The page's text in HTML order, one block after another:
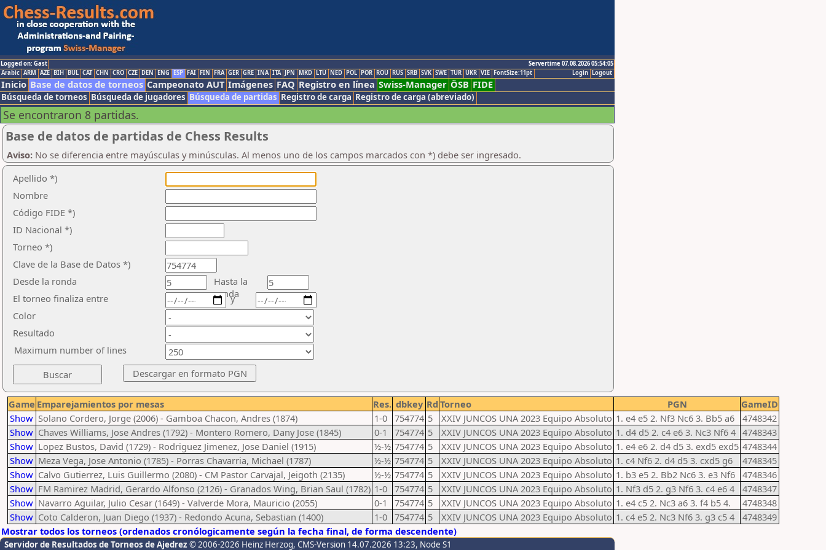
Logged on: Gast
Servertime 07.08.2026 05:54:05
Logout
Login
Arabic ARM AZE BIH BUL CAT CHN CRO CZE DEN ENG ESP FAI FIN FRA GER GRE INA ITA JPN MKD LTU NED POL POR ROU RUS SRB SVK SWE TUR UKR VIE FontSize:11pt
Inicio Base de datos de torneos Campeonato AUT Imágenes FAQ Registro en línea Swiss-Manager ÖSB FIDE
Búsqueda de torneos Búsqueda de jugadores Búsqueda de partidas Registro de carga Registro de carga (abreviado)
Se encontraron 8 partidas.
Base de datos de partidas de Chess Results
Aviso: No se diferencia entre mayúsculas y minúsculas. Al menos uno de los campos marcados con *) debe ser ingresado.
Apellido *)
Nombre
Código FIDE *)
ID Nacional *)
Torneo *)
Clave de la Base de Datos *)
Desde la ronda
Hasta la
ronda
El torneo finaliza entre
Color
Resultado
y
Maximum number of lines
Game Emparejamientos por mesas Res. dbkey Rd Torneo PGN
GameID
Show Solano Cordero, Jorge (2006) - Gamboa Chacon, Andres (1874) 1-0 754774 5 XXIV JUNCOS UNA 2023 Equipo Absoluto 1. e4 e5 2. Nf3 Nc6 3. Bb5 a6
4748342
Show Chaves Williams, Jose Andres (1792) - Montero Romero, Dany Jose (1845) 0-1 754774 5 XXIV JUNCOS UNA 2023 Equipo Absoluto 1. d4 d5 2. c4 e6 3. Nc3 Nf6 4 4748343
Show Lopez Bustos, David (1729) - Rodriguez Jimenez, Jose Daniel (1915) ½-½ 754774 5 XXIV JUNCOS UNA 2023 Equipo Absoluto 1. e4 e6 2. d4 d5 3. exd5 exd5 4748344
Show Meza Vega, Jose Antonio (1785) - Porras Chavarria, Michael (1787) ½-½ 754774 5 XXIV JUNCOS UNA 2023 Equipo Absoluto 1. c4 Nf6 2. d4 d5 3. cxd5 g6
4748345
Show Calvo Gutierrez, Luis Guillermo (2080) - CM Pastor Carvajal, Jeigoth (2135) ½-½ 754774 5 XXIV JUNCOS UNA 2023 Equipo Absoluto 1. b3 e5 2. Bb2 Nc6 3. e3 Nf6 4748346
Show FM Ramirez Madrid, Gerardo Alfonso (2126) - Granados Wing, Brian Saul (1782) 1-0 754774 5 XXIV JUNCOS UNA 2023 Equipo Absoluto 1. Nf3 d5 2. g3 Nf6 3. c4 e6 4
4748347
Show Navarro Aguilar, Julio Cesar (1649) - Valverde Mora, Mauricio (2055) 0-1 754774 5 XXIV JUNCOS UNA 2023 Equipo Absoluto 1. e4 c5 2. Nc3 a6 3. f4 b5 4.
4748348
Show Coto Calderon, Juan Diego (1937) - Redondo Acuna, Sebastian (1400) 1-0 754774 5 XXIV JUNCOS UNA 2023 Equipo Absoluto 1. c4 e5 2. Nc3 Nf6 3. g3 c5 4
4748349
Mostrar todos los torneos (ordenados cronólogicamente según la fecha final, de forma descendente)
Servidor de Resultados de Torneos de Ajedrez © 2006-2026 Heinz Herzog, CMS-Version 14.07.2026 13:23, Node S1